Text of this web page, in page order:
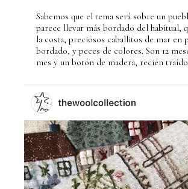
Sabemos que el tema será sobre un
parece llevar más bordado del habitual,
la costa, preciosos caballitos de mar en
bordado, y peces de colores. Son 12
mes y un botón de madera, recién